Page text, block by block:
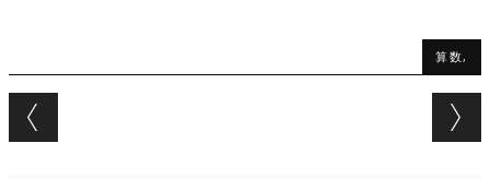
算数,
Post navigation